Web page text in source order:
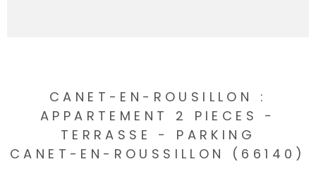
CANET-EN-ROUSILLON :
APPARTEMENT 2 PIECES −
TERRASSE − PARKING
CANET-EN-ROUSSILLON (66140)